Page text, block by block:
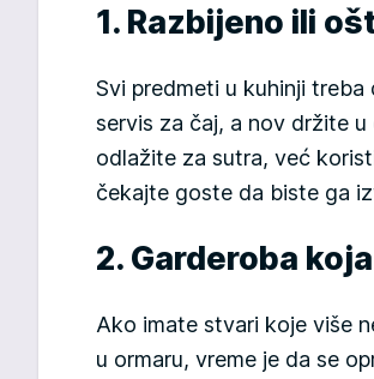
1. Razbijeno ili
Svi predmeti u kuhinji
servis za čaj, a nov držite
odlažite za sutra, već
čekajte goste da biste ga
2. Garderoba
Ako imate stvari koje više
u ormaru, vreme je da se